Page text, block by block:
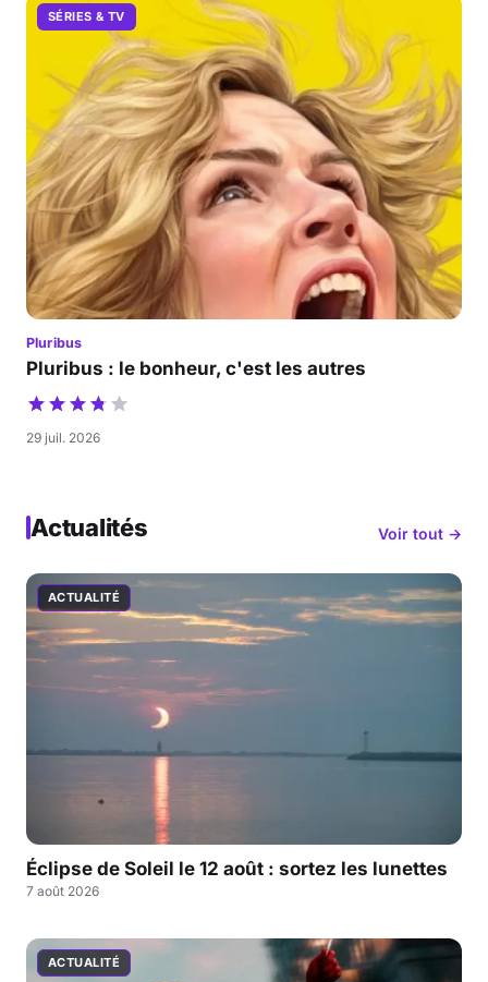
SÉRIES & TV
Pluribus
Pluribus : le bonheur, c'est les autres
29 juil. 2026
Actualités Voir tout →
ACTUALITÉ
Éclipse de Soleil le 12 août : sortez les lunettes
7 août 2026
ACTUALITÉ